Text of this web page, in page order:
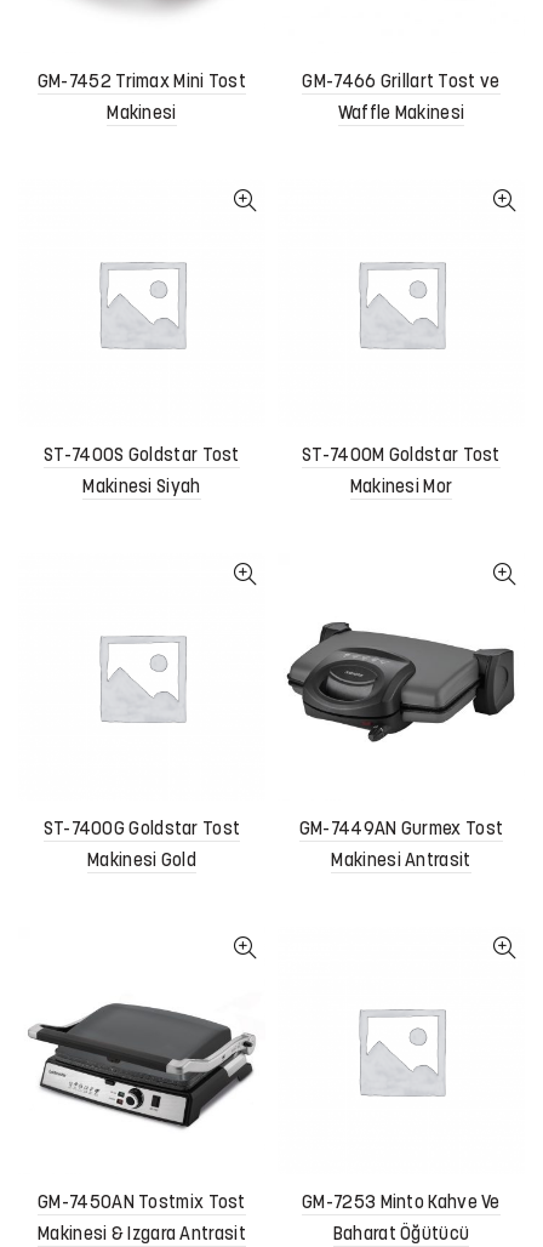
GM-7452 Trimax Mini Tost
Makinesi
GM-7466 Grillart Tost ve
Waffle Makinesi
ST-7400S Goldstar Tost
Makinesi Siyah
ST-7400M Goldstar Tost
Makinesi Mor
ST-7400G Goldstar Tost
Makinesi Gold
GM-7449AN Gurmex Tost
Makinesi Antrasit
GM-7450AN Tostmix Tost
Makinesi & Izgara Antrasit
GM-7253 Minto Kahve Ve
Baharat Öğütücü